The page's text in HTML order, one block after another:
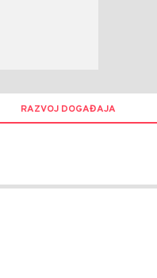
RAZVOJ DOGAĐAJA